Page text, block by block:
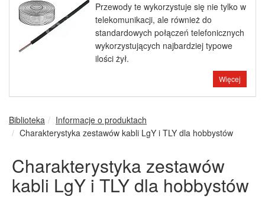
Przewody te wykorzystuje się nie tylko w
telekomunikacji, ale również do
standardowych połączeń telefonicznych
wykorzystujących najbardziej typowe
ilości żył.
Więcej
Biblioteka
Informacje o produktach
Charakterystyka zestawów kabli LgY i TLY dla hobbystów
Charakterystyka zestawów
kabli LgY i TLY dla hobbystów